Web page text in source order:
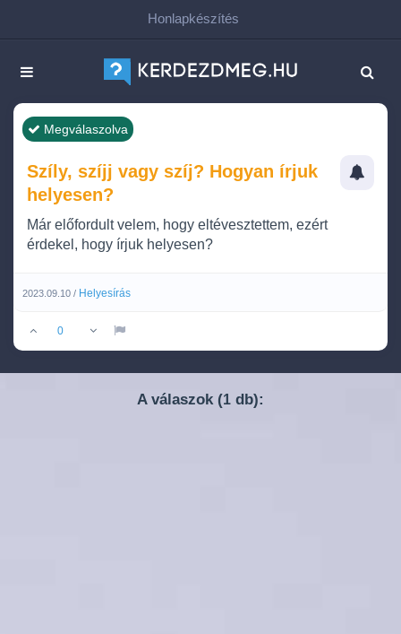
Honlapkészítés
Megválaszolva
Szíly, szíjj vagy szíj? Hogyan írjuk
helyesen?
Már előfordult velem, hogy eltévesztettem, ezért
érdekel, hogy írjuk helyesen?
2023.09.10 / Helyesírás
0
A válaszok (1 db):